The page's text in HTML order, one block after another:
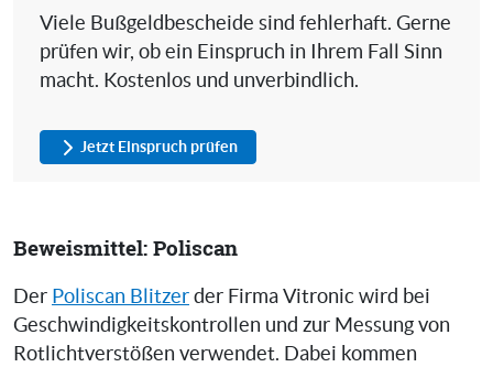
Viele Bußgeldbescheide sind fehlerhaft. Gerne
prüfen wir, ob ein Einspruch in Ihrem Fall Sinn
macht. Kostenlos und unverbindlich.
Jetzt Einspruch prüfen
Beweismittel: Poliscan
Der Poliscan Blitzer der Firma Vitronic wird bei
Geschwindigkeitskontrollen und zur Messung von
Rotlichtverstößen verwendet. Dabei kommen